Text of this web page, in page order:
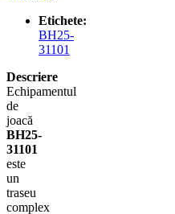
Etichete:
BH25-
31101
Descriere
Echipamentul
de
joacă
BH25-
31101
este
un
traseu
complex